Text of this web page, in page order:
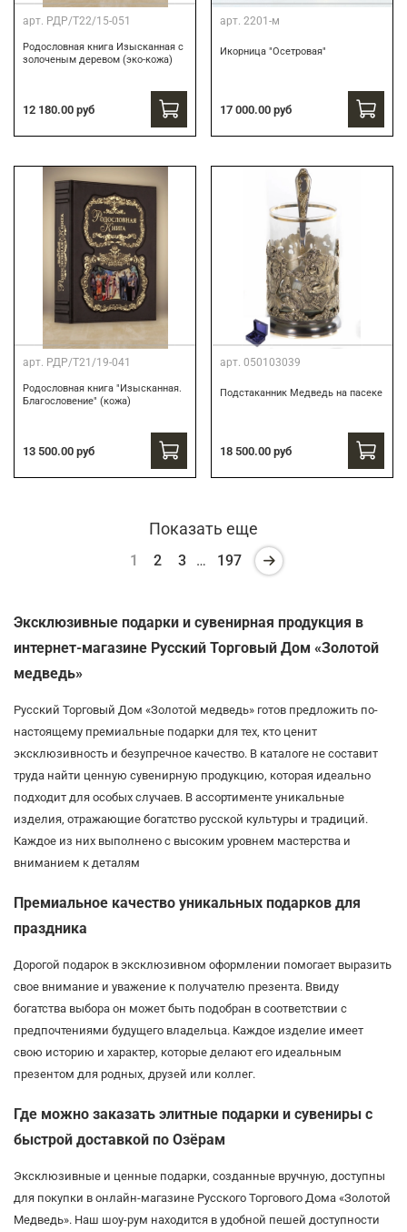
арт. РДР/Т22/15-051
Родословная книга Изысканная с
золоченым деревом (эко-кожа)
12 180.00 руб
арт. 2201-м
Икорница "Осетровая"
17 000.00 руб
арт. РДР/Т21/19-041
Родословная книга "Изысканная.
Благословение" (кожа)
13 500.00 руб
арт. 050103039
Подстаканник Медведь на пасеке
18 500.00 руб
Показать еще
1 2 3 … 197
Эксклюзивные подарки и сувенирная продукция в
интернет-магазине Русский Торговый Дом «Золотой
медведь»
Русский Торговый Дом «Золотой медведь» готов предложить по-
настоящему премиальные подарки для тех, кто ценит
эксклюзивность и безупречное качество. В каталоге не составит
труда найти ценную сувенирную продукцию, которая идеально
подходит для особых случаев. В ассортименте уникальные
изделия, отражающие богатство русской культуры и традиций.
Каждое из них выполнено с высоким уровнем мастерства и
вниманием к деталям
Премиальное качество уникальных подарков для
праздника
Дорогой подарок в эксклюзивном оформлении помогает выразить
свое внимание и уважение к получателю презента. Ввиду
богатства выбора он может быть подобран в соответствии с
предпочтениями будущего владельца. Каждое изделие имеет
свою историю и характер, которые делают его идеальным
презентом для родных, друзей или коллег.
Где можно заказать элитные подарки и сувениры с
быстрой доставкой по Озёрам
Эксклюзивные и ценные подарки, созданные вручную, доступны
для покупки в онлайн-магазине Русского Торгового Дома «Золотой
Медведь». Наш шоу-рум находится в удобной пешей доступности